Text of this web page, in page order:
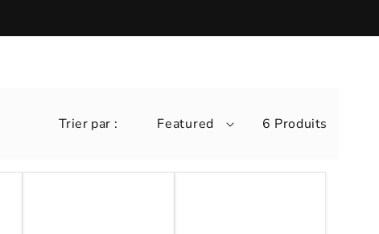
é
n
u
Trier par : Featured 6 Produits